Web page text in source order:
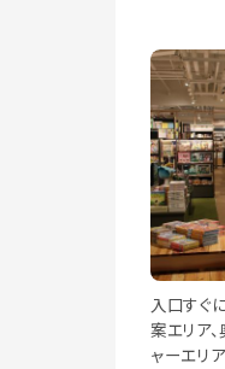
入口すぐ
案エリア
ャーエリア